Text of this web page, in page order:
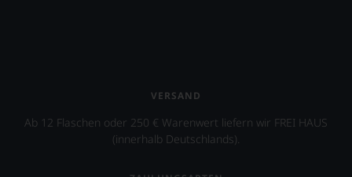
VERSAND
Ab 12 Flaschen oder 250 € Warenwert liefern wir FREI HAUS
(innerhalb Deutschlands).